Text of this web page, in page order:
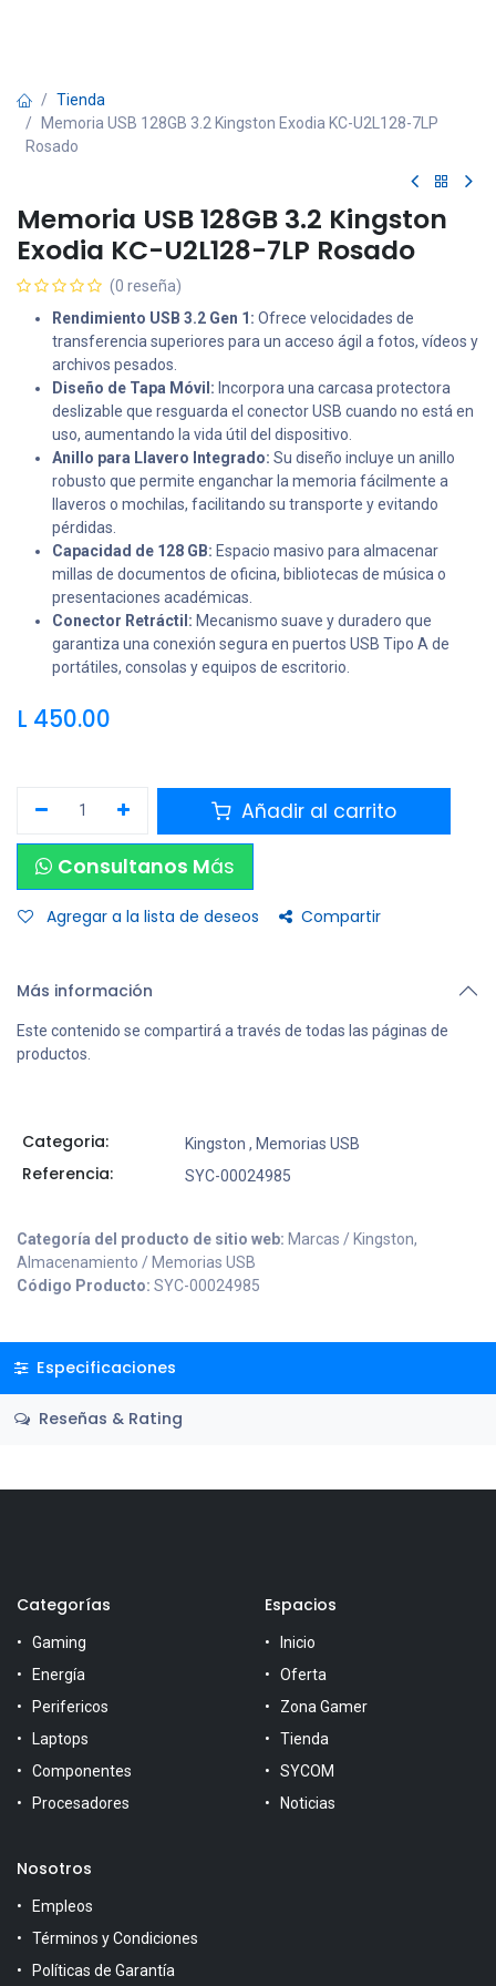
Tienda
Memoria USB 128GB 3.2 Kingston Exodia KC-U2L128-7LP
Rosado
Memoria USB 128GB 3.2 Kingston
Exodia KC-U2L128-7LP Rosado
(0 reseña)
Rendimiento USB 3.2 Gen 1: Ofrece velocidades de
transferencia superiores para un acceso ágil a fotos, vídeos y
archivos pesados.
Diseño de Tapa Móvil: Incorpora una carcasa protectora
deslizable que resguarda el conector USB cuando no está en
uso, aumentando la vida útil del dispositivo.
Anillo para Llavero Integrado: Su diseño incluye un anillo
robusto que permite enganchar la memoria fácilmente a
llaveros o mochilas, facilitando su transporte y evitando
pérdidas.
Capacidad de 128 GB: Espacio masivo para almacenar
millas de documentos de oficina, bibliotecas de música o
presentaciones académicas.
Conector Retráctil: Mecanismo suave y duradero que
garantiza una conexión segura en puertos USB Tipo A de
portátiles, consolas y equipos de escritorio.
L 450.00
Añadir al carrito
Consultanos Más
Agregar a la lista de deseos Compartir
Más información
Este contenido se compartirá a través de todas las páginas de
productos.
Categoria: Kingston , Memorias USB
Referencia: SYC-00024985
Categoría del producto de sitio web: Marcas / Kingston,
Almacenamiento / Memorias USB
Código Producto: SYC-00024985
Especificaciones
Reseñas & Rating
Categorías
Gaming
Energía
Perifericos
Laptops
Componentes
Procesadores
Espacios
Inicio
Oferta
Zona Gamer
Tienda
SYCOM
Noticias
Nosotros
Empleos
Términos y Condiciones
Políticas de Garantía